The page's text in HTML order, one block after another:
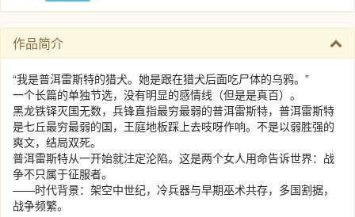
作品简介
“我是普洱雷斯特的猎犬。她是跟在猎犬后面吃尸体的乌鸦。”
一个长篇的单独节选，没有明显的感情线（但是是真百）。
黑龙铁铎灭国无数，兵锋直指最穷最弱的普洱雷斯特，普洱雷斯特
是七丘最穷最弱的国，王庭地板踩上去吱呀作响。不是以弱胜强的
爽文，结局双死。
普洱雷斯特从一开始就注定沦陷。这是两个女人用命告诉世界：战
争不只属于征服者。
——时代背景：架空中世纪，冷兵器与早期巫术共存，多国割据，
战争频繁。